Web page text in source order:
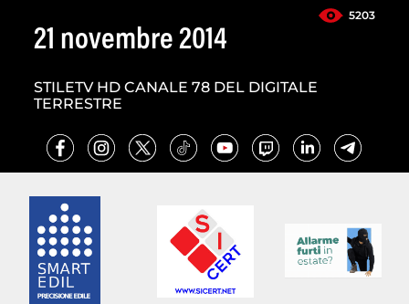
5203
21 novembre 2014
STILETV HD CANALE 78 DEL DIGITALE
TERRESTRE